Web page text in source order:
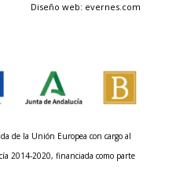
Diseño web: evernes.com
de la Unión Europea con cargo al
2014-2020, financiada como parte